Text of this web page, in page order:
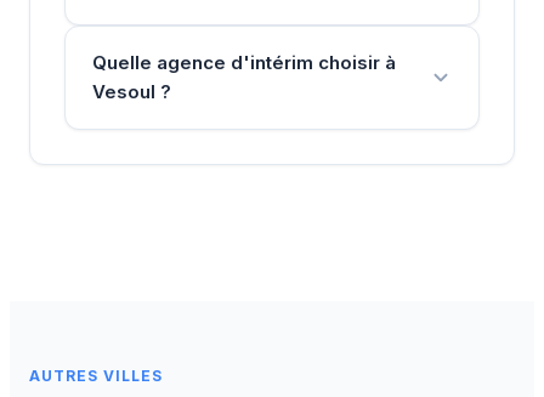
Quelle agence d'intérim choisir à
Vesoul ?
AUTRES VILLES